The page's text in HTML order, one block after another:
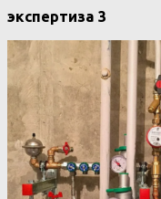
экспертиза 3